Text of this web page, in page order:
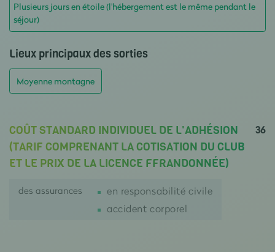
Plusieurs jours en étoile (l'hébergement est le même pendant le
séjour)
Lieux principaux des sorties
Moyenne montagne
COÛT STANDARD INDIVIDUEL DE L'ADHÉSION
(TARIF COMPRENANT LA COTISATION DU CLUB
ET LE PRIX DE LA LICENCE FFRANDONNÉE)
36
des assurances
en responsabilité civile
accident corporel